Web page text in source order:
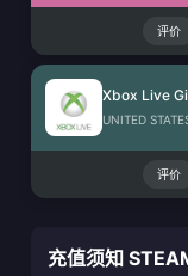
评价
UNITED
评价
充值须知